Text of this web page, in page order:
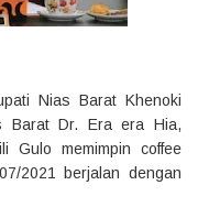
Nias Barat Khenoki
Barat Dr. Era era Hia,
Gulo memimpin coffee
2021 berjalan dengan